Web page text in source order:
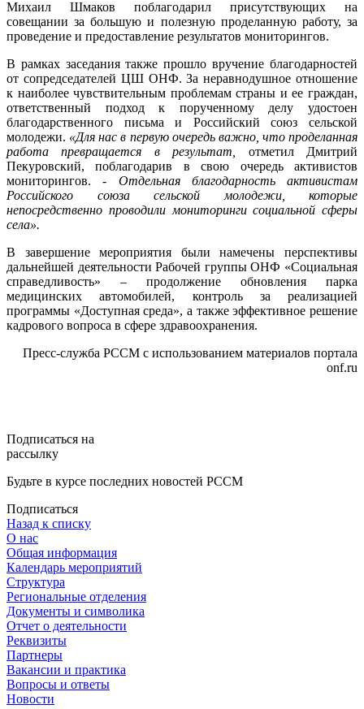
Михаил Шмаков поблагодарил присутствующих на
совещании за большую и полезную проделанную работу, за
проведение и предоставление результатов мониторингов.
В рамках заседания также прошло вручение благодарностей
от сопредседателей ЦШ ОНФ. За неравнодушное отношение
к наиболее чувствительным проблемам страны и ее граждан,
ответственный подход к порученному делу удостоен
благодарственного письма и Российский союз сельской
молодежи. «Для нас в первую очередь важно, что проделанная
работа превращается в результат, отметил Дмитрий
Пекуровский, поблагодарив в свою очередь активистов
мониторингов. - Отдельная благодарность активистам
Российского союза сельской молодежи, которые
непосредственно проводили мониторинги социальной сферы
села».
В завершение мероприятия были намечены перспективы
дальнейшей деятельности Рабочей группы ОНФ «Социальная
справедливость» – продолжение обновления парка
медицинских автомобилей, контроль за реализацией
программы «Доступная среда», а также эффективное решение
кадрового вопроса в сфере здравоохранения.
Пресс-служба РССМ с использованием материалов портала
onf.ru
Подписаться на
рассылку
Будьте в курсе последних новостей РССМ
Подписаться
Назад к списку
О нас
Общая информация
Календарь мероприятий
Структура
Региональные отделения
Документы и символика
Отчет о деятельности
Реквизиты
Партнеры
Вакансии и практика
Вопросы и ответы
Новости